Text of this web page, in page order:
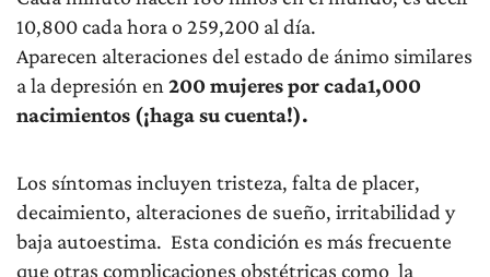
10,800 cada hora o 259,200 al día.
Aparecen alteraciones del estado de ánimo similares
a la depresión en 200 mujeres por cada1,000
nacimientos (¡haga su cuenta!).
Los síntomas incluyen tristeza, falta de placer,
decaimiento, alteraciones de sueño, irritabilidad y
baja autoestima. Esta condición es más frecuente
que otras complicaciones obstétricas como la